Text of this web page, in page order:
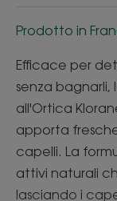
Prodotto in
Efficace per
senza
all'Ortica
apporta
capelli. La
attivi naturali
lasciando i